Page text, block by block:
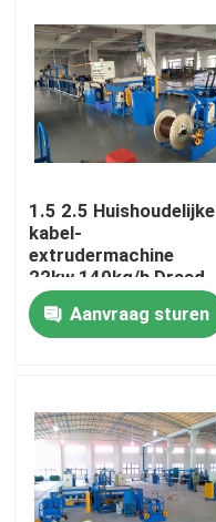
Thuis
Video's
Over ons
1.5 2.5 Huishoudelijke
kabel-
extrudermachine
22kw 140kg/h Draad-
extrudermachine
Aanvraag sturen